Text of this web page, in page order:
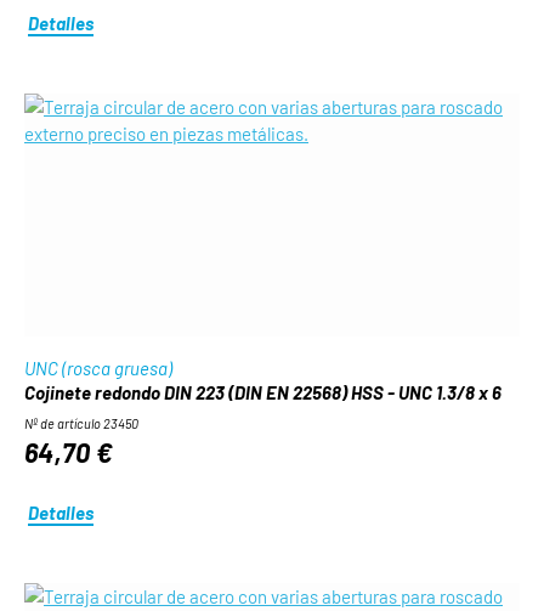
Detalles
UNC (rosca gruesa)
Cojinete redondo DIN 223 (DIN EN 22568) HSS - UNC 1.3/8 x 6
Nº de artículo 23450
64,70 €
Detalles